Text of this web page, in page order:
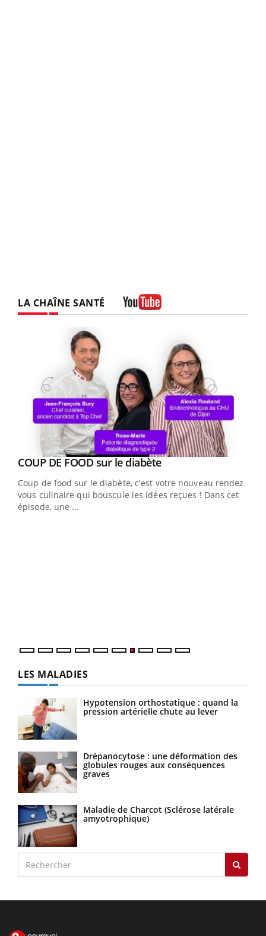
LA CHAÎNE SANTÉ
Youtube
COUP DE FOOD sur le diabèteYoutube
Coup de food sur le diabète, c'est votre nouveau rendez-
vous culinaire qui bouscule les idées reçues ! Dans cet
épisode, une ...
LES MALADIES
Hypotension orthostatique : quand la
pression artérielle chute au lever
Drépanocytose : une déformation des
globules rouges aux conséquences
graves
Maladie de Charcot (Sclérose latérale
amyotrophique)